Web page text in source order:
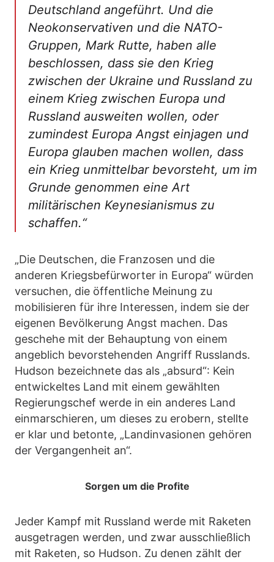
Deutschland angeführt. Und die
Neokonservativen und die NATO-
Gruppen, Mark Rutte, haben alle
beschlossen, dass sie den Krieg
zwischen der Ukraine und Russland zu
einem Krieg zwischen Europa und
Russland ausweiten wollen, oder
zumindest Europa Angst einjagen und
Europa glauben machen wollen, dass
ein Krieg unmittelbar bevorsteht, um im
Grunde genommen eine Art
militärischen Keynesianismus zu
schaffen.“
„Die Deutschen, die Franzosen und die
anderen Kriegsbefürworter in Europa“ würden
versuchen, die öffentliche Meinung zu
mobilisieren für ihre Interessen, indem sie der
eigenen Bevölkerung Angst machen. Das
geschehe mit der Behauptung von einem
angeblich bevorstehenden Angriff Russlands.
Hudson bezeichnete das als „absurd“: Kein
entwickeltes Land mit einem gewählten
Regierungschef werde in ein anderes Land
einmarschieren, um dieses zu erobern, stellte
er klar und betonte, „Landinvasionen gehören
der Vergangenheit an“.
Sorgen um die Profite
Jeder Kampf mit Russland werde mit Raketen
ausgetragen werden, und zwar ausschließlich
mit Raketen, so Hudson. Zu denen zählt der